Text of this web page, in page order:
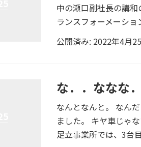
中の瀬口副社長の講
ランスフォーメーシ
公開済み: 2022年4月
な．．ななな
なんとなんと。 なん
ました。 キヤ車じゃ
足立事業所では、3台